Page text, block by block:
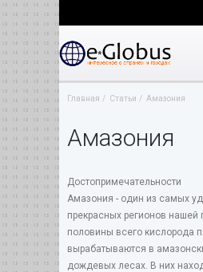
Главная Статьи Амазония
Амазония
Достопримечательности
Амазония - один из самых
прекрасных регионов нашей
половины всего кислорода
вырабатываются в
дождевых лесах. В них